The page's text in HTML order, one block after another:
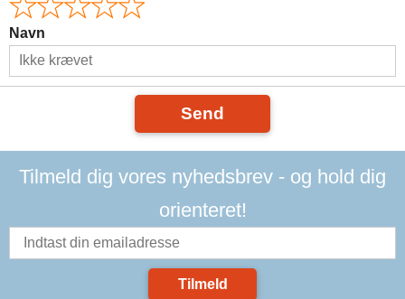
Navn
Send
Tilmeld dig vores nyhedsbrev - og hold dig
orienteret!
Tilmeld